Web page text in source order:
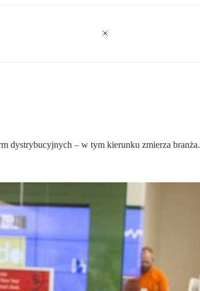
dystrybucyjnych – w tym kierunku zmierza branża.